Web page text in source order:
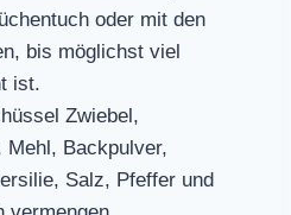
oder mit den
bis möglichst viel
ist.
Zwiebel,
Mehl, Backpulver,
Salz, Pfeffer und